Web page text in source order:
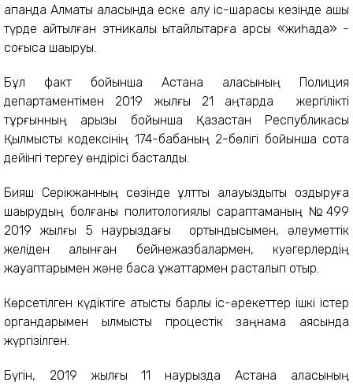
ақпанда Алматы қаласында еске алу іс-шарасы кезінде ашық
түрде айтылған этникалық қытайлықтарға қарсы «жиһадқа» -
соғысқа шақыруы.
Бұл факт бойынша Астана қаласының Полиция
департаментімен 2019 жылғы 21 қаңтарда жергілікті
тұрғынның арызы бойынша Қазақстан Республикасы
Қылмыстық кодексінің 174-бабаның 2-бөлігі бойынша сотқа
дейінгі тергеу өндірісі басталды.
Бияш Серікжанның сөзінде ұлттық алауыздықты қоздыруға
шақырудың болғаны политологиялық сараптаманың №499
2019 жылғы 5 наурыздағы қортындысымен, әлеуметтік
желіден алынған бейнежазбалармен, куәгерлердің
жауаптарымен және басқа құжаттармен расталып отыр.
Көрсетілген күдіктіге қатысты барлық іс-әрекеттер ішкі істер
органдарымен қылмыстық процестік заңнама аясында
жүргізілген.
Бүгін, 2019 жылғы 11 наурызда Астана қаласының